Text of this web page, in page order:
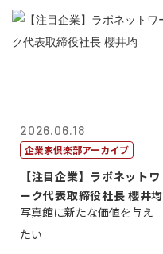
2026.06.18
企業家倶楽部アーカイブ
【注目企業】ラボネットワ
ーク代表取締役社長 櫻井均
写真館に新たな価値を与え
たい